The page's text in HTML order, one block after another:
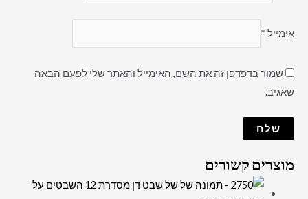
אימייל *
שמור בדפדפן זה את השם, האימייל והאתר שלי לפעם הבאה
שאגיב.
מוצרים קשורים